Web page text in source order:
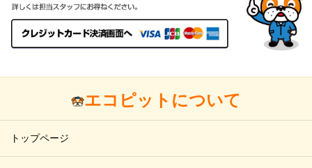
エコピットについて
トップページ